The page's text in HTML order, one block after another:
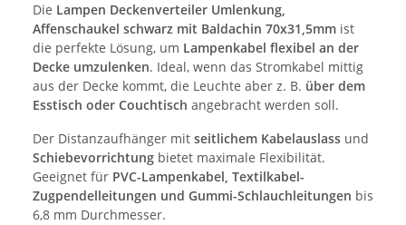
Die Lampen Deckenverteiler Umlenkung,
Affenschaukel schwarz mit Baldachin 70x31,5mm ist
die perfekte Lösung, um Lampenkabel flexibel an der
Decke umzulenken. Ideal, wenn das Stromkabel mittig
aus der Decke kommt, die Leuchte aber z. B. über dem
Esstisch oder Couchtisch angebracht werden soll.
Der Distanzaufhänger mit seitlichem Kabelauslass und
Schiebevorrichtung bietet maximale Flexibilität.
Geeignet für PVC-Lampenkabel, Textilkabel-
Zugpendelleitungen und Gummi-Schlauchleitungen bis
6,8 mm Durchmesser.